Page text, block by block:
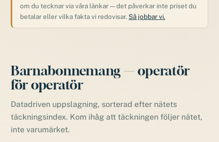
om du tecknar via våra länkar — det påverkar inte priset du
betalar eller vilka fakta vi redovisar. Så jobbar vi.
Barnabonnemang — operatör
för operatör
Datadriven uppslagning, sorterad efter nätets
täckningsindex. Kom ihåg att täckningen följer nätet,
inte varumärket.